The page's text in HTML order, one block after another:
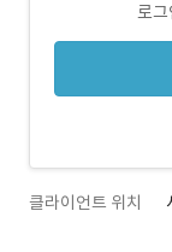
로그
클라이언트 위치